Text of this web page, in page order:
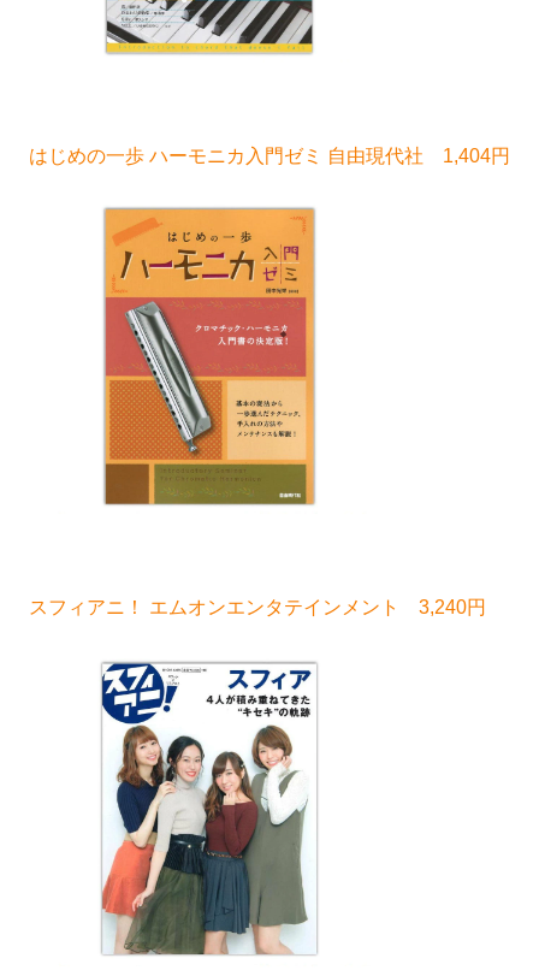
はじめの一歩 ハーモニカ入門ゼミ 自由現代社 1,404円
スフィアニ！ エムオンエンタテインメント 3,240円